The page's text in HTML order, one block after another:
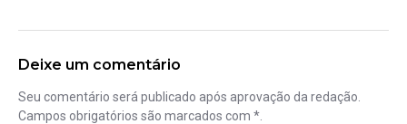
Deixe um comentário
Seu comentário será publicado após aprovação da redação.
Campos obrigatórios são marcados com *.